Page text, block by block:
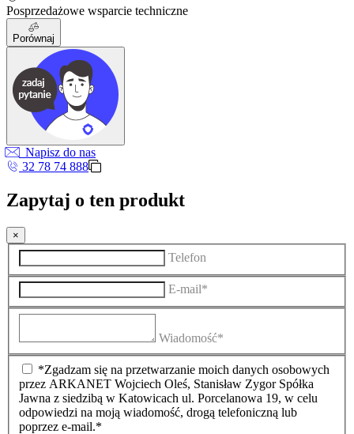
Posprzedażowe wsparcie techniczne
Porównaj
Napisz do nas
32 78 74 888
Zapytaj o ten produkt
×
Telefon
E-mail*
Wiadomość*
*Zgadzam się na przetwarzanie moich danych osobowych
przez ARKANET Wojciech Oleś, Stanisław Zygor Spółka
Jawna z siedzibą w Katowicach ul. Porcelanowa 19, w celu
odpowiedzi na moją wiadomość, drogą telefoniczną lub
poprzez e-mail.*